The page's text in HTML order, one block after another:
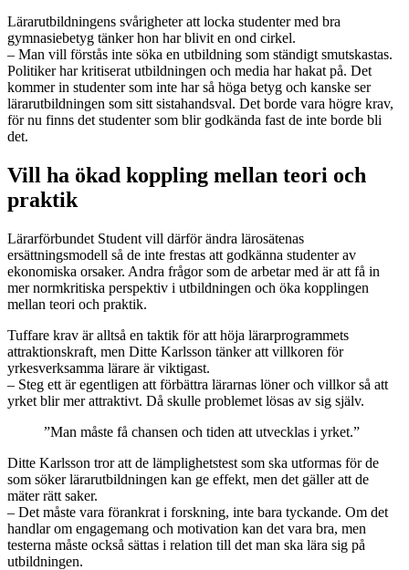
Lärarutbildningens svårigheter att locka studenter med bra
gymnasiebetyg tänker hon har blivit en ond cirkel.
– Man vill förstås inte söka en utbildning som ständigt smutskastas.
Politiker har kritiserat utbildningen och media har hakat på. Det
kommer in studenter som inte har så höga betyg och kanske ser
lärarutbildningen som sitt sistahandsval. Det borde vara högre krav,
för nu finns det studenter som blir godkända fast de inte borde bli
det.
Vill ha ökad koppling mellan teori och
praktik
Lärarförbundet Student vill därför ändra lärosätenas
ersättningsmodell så de inte frestas att godkänna studenter av
ekonomiska orsaker. Andra frågor som de arbetar med är att få in
mer normkritiska perspektiv i utbildningen och öka kopplingen
mellan teori och praktik.
Tuffare krav är alltså en taktik för att höja lärarprogrammets
attraktionskraft, men Ditte Karlsson tänker att villkoren för
yrkesverksamma lärare är viktigast.
– Steg ett är egentligen att förbättra lärarnas löner och villkor så att
yrket blir mer attraktivt. Då skulle problemet lösas av sig själv.
”Man måste få chansen och tiden att utvecklas i yrket.”
Ditte Karlsson tror att de lämplighetstest som ska utformas för de
som söker lärarutbildningen kan ge effekt, men det gäller att de
mäter rätt saker.
– Det måste vara förankrat i forskning, inte bara tyckande. Om det
handlar om engagemang och motivation kan det vara bra, men
testerna måste också sättas i relation till det man ska lära sig på
utbildningen.